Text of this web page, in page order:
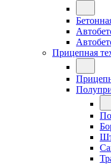
Прицепная